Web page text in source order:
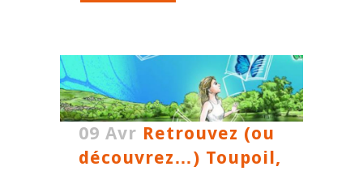
09 Avr Retrouvez (ou
découvrez…) Toupoil,